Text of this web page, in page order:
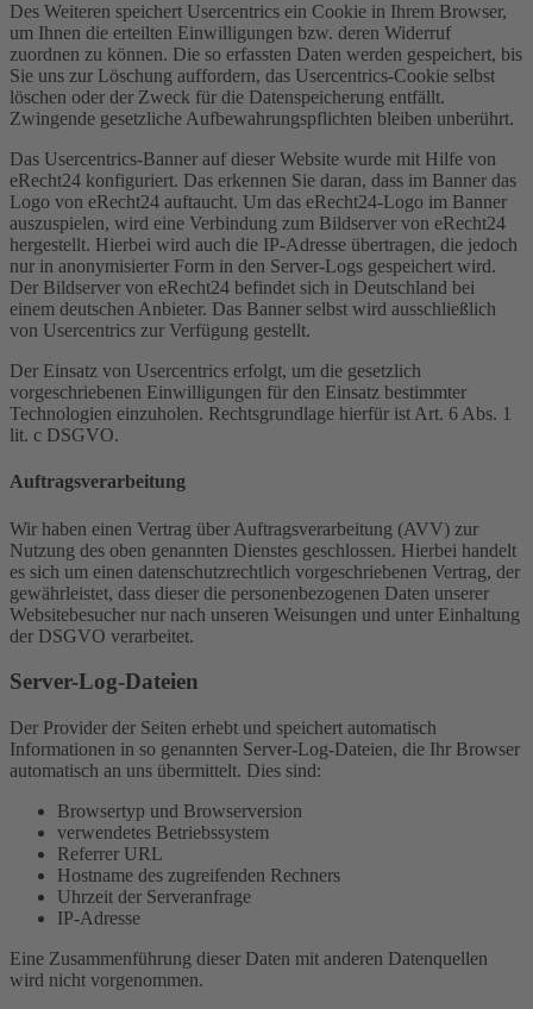
Des Weiteren speichert Usercentrics ein Cookie in Ihrem Browser,
um Ihnen die erteilten Einwilligungen bzw. deren Widerruf
zuordnen zu können. Die so erfassten Daten werden gespeichert, bis
Sie uns zur Löschung auffordern, das Usercentrics-Cookie selbst
löschen oder der Zweck für die Datenspeicherung entfällt.
Zwingende gesetzliche Aufbewahrungspflichten bleiben unberührt.
Das Usercentrics-Banner auf dieser Website wurde mit Hilfe von
eRecht24 konfiguriert. Das erkennen Sie daran, dass im Banner das
Logo von eRecht24 auftaucht. Um das eRecht24-Logo im Banner
auszuspielen, wird eine Verbindung zum Bildserver von eRecht24
hergestellt. Hierbei wird auch die IP-Adresse übertragen, die jedoch
nur in anonymisierter Form in den Server-Logs gespeichert wird.
Der Bildserver von eRecht24 befindet sich in Deutschland bei
einem deutschen Anbieter. Das Banner selbst wird ausschließlich
von Usercentrics zur Verfügung gestellt.
Der Einsatz von Usercentrics erfolgt, um die gesetzlich
vorgeschriebenen Einwilligungen für den Einsatz bestimmter
Technologien einzuholen. Rechtsgrundlage hierfür ist Art. 6 Abs. 1
lit. c DSGVO.
Auftragsverarbeitung
Wir haben einen Vertrag über Auftragsverarbeitung (AVV) zur
Nutzung des oben genannten Dienstes geschlossen. Hierbei handelt
es sich um einen datenschutzrechtlich vorgeschriebenen Vertrag, der
gewährleistet, dass dieser die personenbezogenen Daten unserer
Websitebesucher nur nach unseren Weisungen und unter Einhaltung
der DSGVO verarbeitet.
Server-Log-Dateien
Der Provider der Seiten erhebt und speichert automatisch
Informationen in so genannten Server-Log-Dateien, die Ihr Browser
automatisch an uns übermittelt. Dies sind:
Browsertyp und Browserversion
verwendetes Betriebssystem
Referrer URL
Hostname des zugreifenden Rechners
Uhrzeit der Serveranfrage
IP-Adresse
Eine Zusammenführung dieser Daten mit anderen Datenquellen
wird nicht vorgenommen.